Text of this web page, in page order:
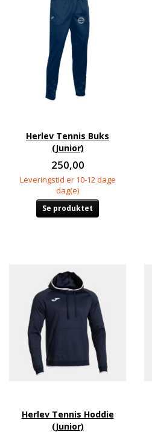
Herlev Tennis Buks
(Junior)
250,00
Leveringstid er 10-12 dage
dag(e)
Se produktet
Herlev Tennis Hoddie
(Junior)